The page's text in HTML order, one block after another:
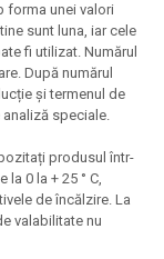
forma unei valori
sunt luna, iar cele
fi utilizat. Numărul
După numărul
și termenul de
speciale.
produsul într-
0 la + 25 ° C,
de încălzire. La
valabilitate nu